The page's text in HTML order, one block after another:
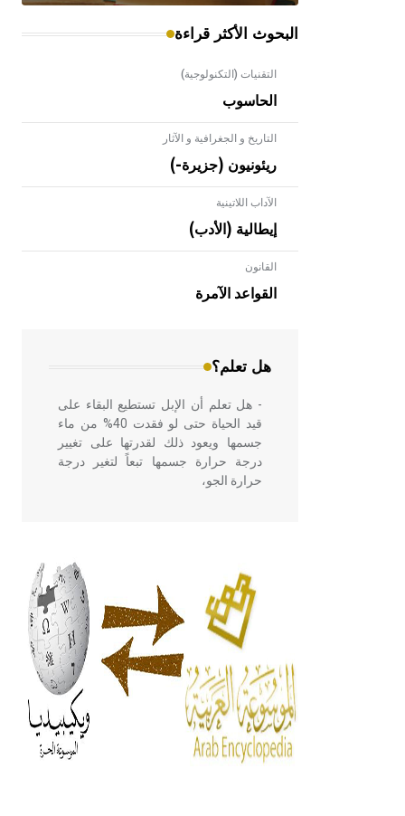
البحوث الأكثر قراءة
التقنيات (التكنولوجية)
الحاسوب
التاريخ و الجغرافية و الآثار
ريئونيون (جزيرة-)
الآداب اللاتينية
إيطالية (الأدب)
القانون
القواعد الآمرة
هل تعلم؟
- هل تعلم أن الأبلق نوع من الفنون
الهندسية التي ارتبطت بالعمارة الإسلامية
في بلاد الشام ومصر خاصة، حيث يحرص
- هل تعلم أن الإبل تستطيع البقاء على
قيد الحياة حتى لو فقدت 40% من ماء
جسمها ويعود ذلك لقدرتها على تغيير
درجة حرارة جسمها تبعاً لتغير درجة
حرارة الجو،
أربعة مؤلفات هي: الحكم، الأدلة، تنظيم
التغذية، ورسالته في جروح الرأس.
ويعود له الفضل بأنه حرر الطب من
الدين والفلسفة.
- هل تعلم أن المرجان إفراز حيواني
يتكون في البحر ويتركب من مادة
كربونات الكلسيوم، وهو أحمر أو شديد
الحمرة وهو أجود أنواعه، ويمتاز بكبر
الحجم ويسمى الش